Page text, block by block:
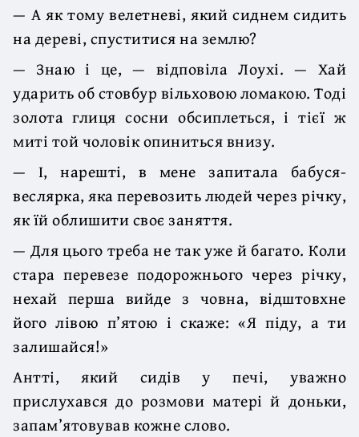
— А як тому велетневі, який сиднем сидить
на дереві, спуститися на землю?
— Знаю і це, — відповіла Лоухі. — Хай
ударить об стовбур вільховою ло­макою. Тоді
золота глиця сосни обсиплеться, і тієї ж
миті той чоловік опи­ниться внизу.
— І, нарешті, в мене запитала бабуся-
веслярка, яка перевозить людей через річку,
як їй облишити своє заняття.
— Для цього треба не так уже й багато. Коли
стара перевезе подорож­нього через річку,
нехай перша вийде з човна, відштовхне
його лівою п’ятою і скаже: «Я піду, а ти
залишайся!»
Антті, який сидів у печі, уважно
прислухався до розмови матері й доньки,
запам’ятовував кожне слово.